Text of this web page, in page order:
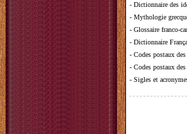
- Dictionnaire des
- Mythologie
- Glossaire franco-
- Dictionnaire
- Codes postaux
- Codes postaux
- Sigles et